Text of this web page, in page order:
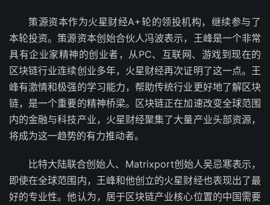
策源资本作为火星财经A+轮的领投机构，继续参与了
本轮投资。策源资本创始合伙人冯波表示，王峰是一个非常
具有企业家精神的创业者，从PC、互联网、游戏到现在的
区块链行业连续创业多年，火星财经再次证明了这一点。王
峰有激情和极强的学习能力，帮助传统行业更好地了解区块
链，是一个重要的精神桥梁。区块链正在加速改变全球范围
内的金融与科技产业，火星财经聚集了大量产业头部资源，
将成为这一趋势的有力推动者。
比特大陆联合创始人、Matrixport创始人吴忌寒表示，
即使在全球范围内，王峰和他创立的火星财经也表现出了最
好的专业性。他认为，居于区块链产业核心位置的中国需要